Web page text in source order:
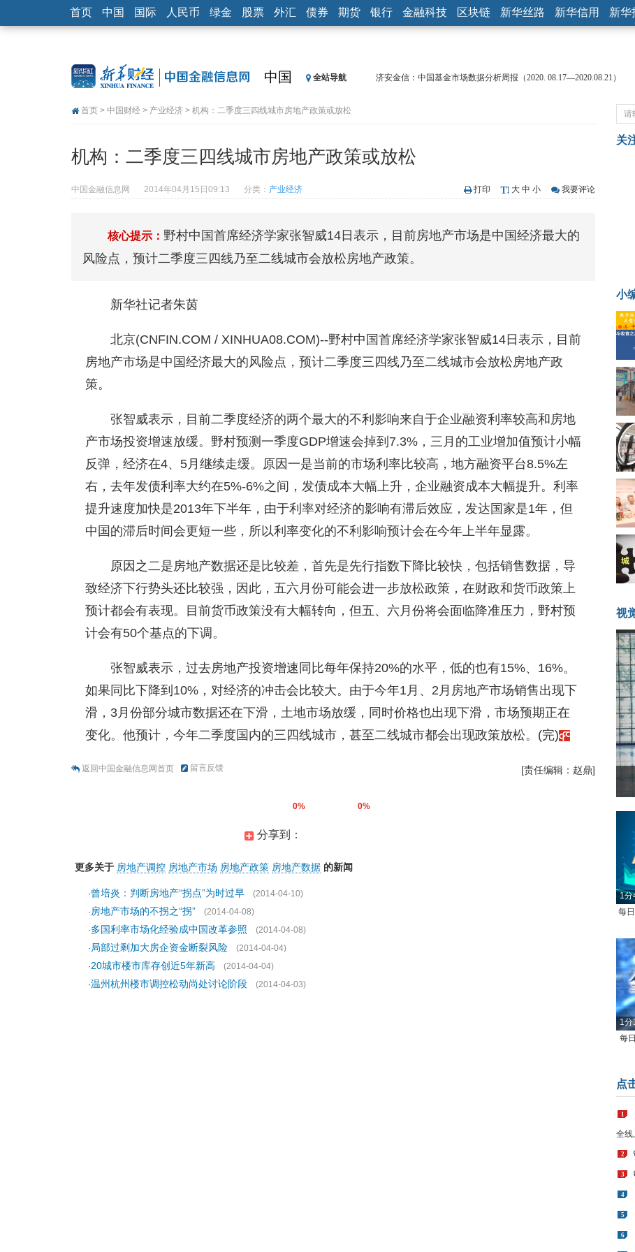
首页 中国 国际 人民币 绿金 股票 外汇 债券 期货 银行 金融科技 区块链 新华丝路 新华信用 新华
中国 全站导航
济安金信：中国基金市场数据分析周报（2020. 08.17—2020.08.21）
济安金信：中国基金市场数据分析周报（2020. 07.27—2020.07.31）
【新华财经调查】同业存单、结构性存款玩起“跷跷板” 结构性失衡藏
央行公开市场净投放300亿元 短端资金利率明显下行
恒生聚源：北斗收官之星发射成功，全产业链解析
首页 > 中国财经 > 产业经济 > 机构：二季度三四线城市房地产政策或放松
机构：二季度三四线城市房地产政策或放松
中国金融信息网 2014年04月15日09:13 分类： 产业经济 打印 大 中 小 我要评论
核心提示： 野村中国首席经济学家张智威14日表示，目前房地产市场是中国经济最大的
风险点，预计二季度三四线乃至二线城市会放松房地产政策。
新华社记者朱茵
北京(CNFIN.COM / XINHUA08.COM)--野村中国首席经济学家张智威14日表示，目前
房地产市场是中国经济最大的风险点，预计二季度三四线乃至二线城市会放松房地产政
策。
张智威表示，目前二季度经济的两个最大的不利影响来自于企业融资利率较高和房地
产市场投资增速放缓。野村预测一季度GDP增速会掉到7.3%，三月的工业增加值预计小幅
反弹，经济在4、5月继续走缓。原因一是当前的市场利率比较高，地方融资平台8.5%左
右，去年发债利率大约在5%-6%之间，发债成本大幅上升，企业融资成本大幅提升。利率
提升速度加快是2013年下半年，由于利率对经济的影响有滞后效应，发达国家是1年，但
中国的滞后时间会更短一些，所以利率变化的不利影响预计会在今年上半年显露。
原因之二是房地产数据还是比较差，首先是先行指数下降比较快，包括销售数据，导
致经济下行势头还比较强，因此，五六月份可能会进一步放松政策，在财政和货币政策上
预计都会有表现。目前货币政策没有大幅转向，但五、六月份将会面临降准压力，野村预
计会有50个基点的下调。
张智威表示，过去房地产投资增速同比每年保持20%的水平，低的也有15%、16%。
如果同比下降到10%，对经济的冲击会比较大。由于今年1月、2月房地产市场销售出现下
滑，3月份部分城市数据还在下滑，土地市场放缓，同时价格也出现下滑，市场预期正在
变化。他预计，今年二季度国内的三四线城市，甚至二线城市都会出现政策放松。(完)
返回中国金融信息网首页 留言反馈 [责任编辑：赵鼎]
0% 0%
分享到：
更多关于 房地产调控 房地产市场 房地产政策 房地产数据 的新闻
·曾培炎：判断房地产“拐点”为时过早
(2014-04-10)
· 房地产市场的不拐之“拐”
(2014-04-08)
·多国利率市场化经验成中国改革参照
(2014-04-08)
· 局部过剩加大房企资金断裂风险
(2014-04-04)
·20城市楼市库存创近5年新高
(2014-04-04)
·温州杭州楼市调控松动尚处讨论阶段 (2014-04-03)
关
小
视
1分
每
1分
每
点
1
全线
2
3
4
5
6